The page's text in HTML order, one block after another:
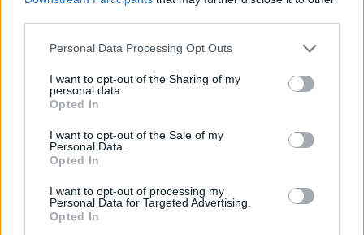
Please note that this website/app uses one or more Google
not limited to your visit or usage behaviour. You may click to
grant or deny consent to Google and its third-party tags to
use your data for below specified purposes in below Google
consent section.
Personal Data Processing Opt Outs
I want to opt-out of the Sharing of my
personal data.
Opted In
I want to opt-out of the Sale of my
Personal Data.
Opted In
I want to opt-out of processing my
Personal Data for Targeted Advertising.
Opted In
Chris Jackson/Pool via REUTERS
«Together at Christmas» για να δείξει την
ευγνωμοσύνη στους ανθρώπους του Ηνωμένου